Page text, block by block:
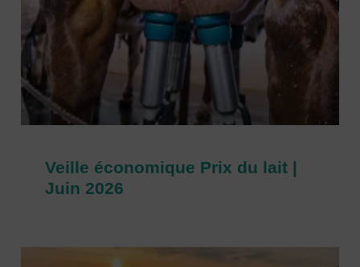
Veille économique Prix du lait |
Juin 2026